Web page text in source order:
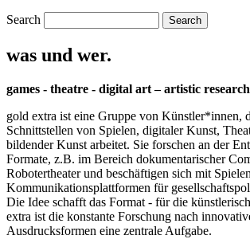
Search
was und wer.
games - theatre - digital art – artistic research
gold extra ist eine Gruppe von Künstler*innen,
Schnittstellen von Spielen, digitaler Kunst,
bildender Kunst arbeitet. Sie forschen an der
Formate, z.B. im Bereich dokumentarischer
Robotertheater und beschäftigen sich mit
Kommunikationsplattformen für
Die Idee schafft das Format - für die
extra ist die konstante Forschung nach
Ausdrucksformen eine zentrale Aufgabe.